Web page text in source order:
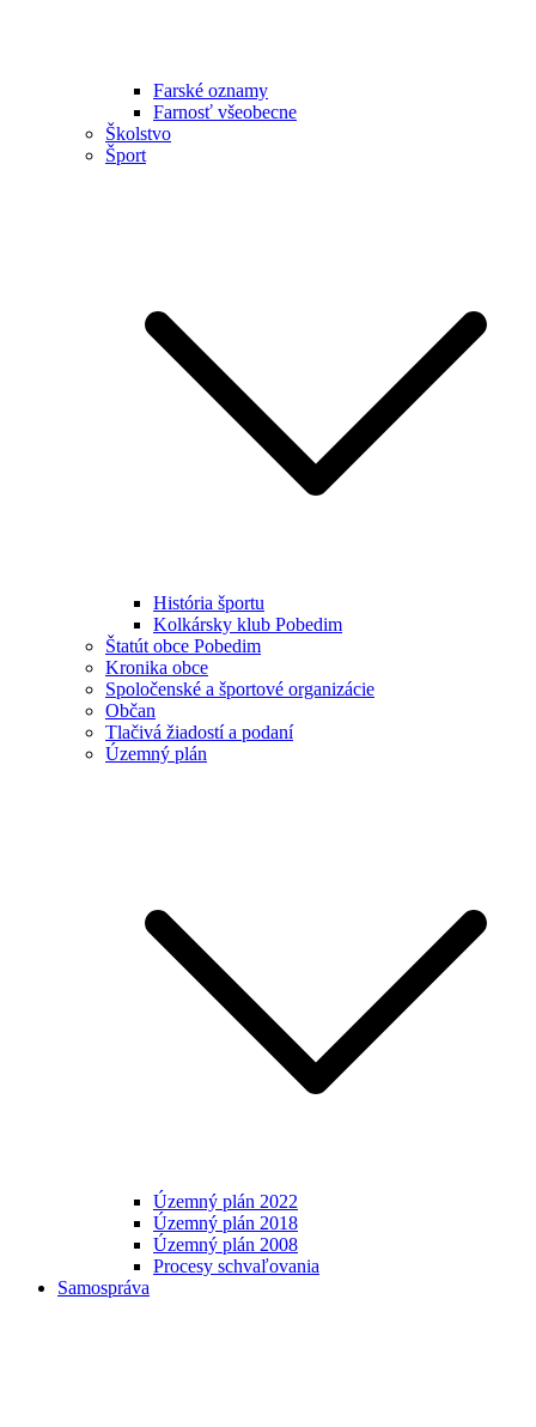
Farské oznamy
Farnosť všeobecne
Školstvo
Šport
História športu
Kolkársky klub Pobedim
Štatút obce Pobedim
Kronika obce
Spoločenské a športové organizácie
Občan
Tlačivá žiadostí a podaní
Územný plán
Územný plán 2022
Územný plán 2018
Územný plán 2008
Procesy schvaľovania
Samospráva